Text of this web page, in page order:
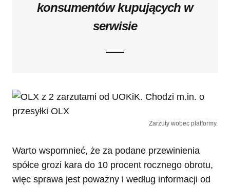
konsumentów kupujących w
serwisie
Zarzuty wobec platformy.
Warto wspomnieć, że za podane przewinienia
spółce grozi kara do 10 procent rocznego obrotu,
więc sprawa jest poważny i według informacji od